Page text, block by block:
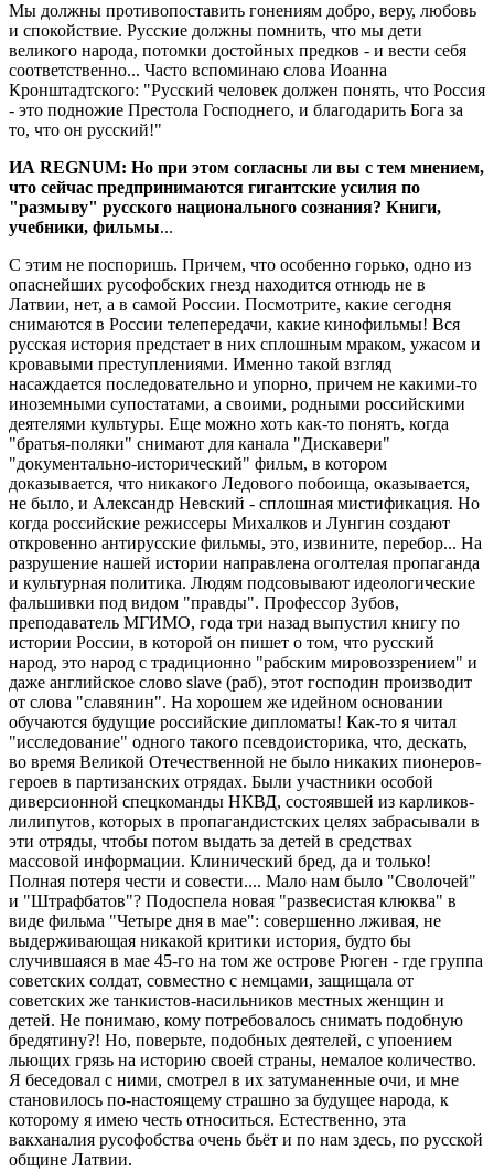
Мы должны противопоставить гонениям добро, веру, любовь
и спокойствие. Русские должны помнить, что мы дети
великого народа, потомки достойных предков - и вести себя
соответственно... Часто вспоминаю слова Иоанна
Кронштадтского: "Русский человек должен понять, что Россия
- это подножие Престола Господнего, и благодарить Бога за
то, что он русский!"
ИА REGNUM: Но при этом согласны ли вы с тем мнением,
что сейчас предпринимаются гигантские усилия по
"размыву" русского национального сознания? Книги,
учебники, фильмы...
С этим не поспоришь. Причем, что особенно горько, одно из
опаснейших русофобских гнезд находится отнюдь не в
Латвии, нет, а в самой России. Посмотрите, какие сегодня
снимаются в России телепередачи, какие кинофильмы! Вся
русская история предстает в них сплошным мраком, ужасом и
кровавыми преступлениями. Именно такой взгляд
насаждается последовательно и упорно, причем не какими-то
иноземными супостатами, а своими, родными российскими
деятелями культуры. Еще можно хоть как-то понять, когда
"братья-поляки" снимают для канала "Дискавери"
"документально-исторический" фильм, в котором
доказывается, что никакого Ледового побоища, оказывается,
не было, и Александр Невский - сплошная мистификация. Но
когда российские режиссеры Михалков и Лунгин создают
откровенно антирусские фильмы, это, извините, перебор... На
разрушение нашей истории направлена оголтелая пропаганда
и культурная политика. Людям подсовывают идеологические
фальшивки под видом "правды". Профессор Зубов,
преподаватель МГИМО, года три назад выпустил книгу по
истории России, в которой он пишет о том, что русский
народ, это народ с традиционно "рабским мировоззрением" и
даже английское слово slave (раб), этот господин производит
от слова "славянин". На хорошем же идейном основании
обучаются будущие российские дипломаты! Как-то я читал
"исследование" одного такого псевдоисторика, что, дескать,
во время Великой Отечественной не было никаких пионеров-
героев в партизанских отрядах. Были участники особой
диверсионной спецкоманды НКВД, состоявшей из карликов-
лилипутов, которых в пропагандистских целях забрасывали в
эти отряды, чтобы потом выдать за детей в средствах
массовой информации. Клинический бред, да и только!
Полная потеря чести и совести.... Мало нам было "Сволочей"
и "Штрафбатов"? Подоспела новая "развесистая клюква" в
виде фильма "Четыре дня в мае": совершенно лживая, не
выдерживающая никакой критики история, будто бы
случившаяся в мае 45-го на том же острове Рюген - где группа
советских солдат, совместно с немцами, защищала от
советских же танкистов-насильников местных женщин и
детей. Не понимаю, кому потребовалось снимать подобную
бредятину?! Но, поверьте, подобных деятелей, с упоением
льющих грязь на историю своей страны, немалое количество.
Я беседовал с ними, смотрел в их затуманенные очи, и мне
становилось по-настоящему страшно за будущее народа, к
которому я имею честь относиться. Естественно, эта
вакханалия русофобства очень бьёт и по нам здесь, по русской
общине Латвии.